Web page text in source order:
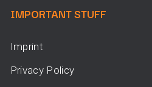
IMPORTANT STUFF
Imprint
Privacy Policy